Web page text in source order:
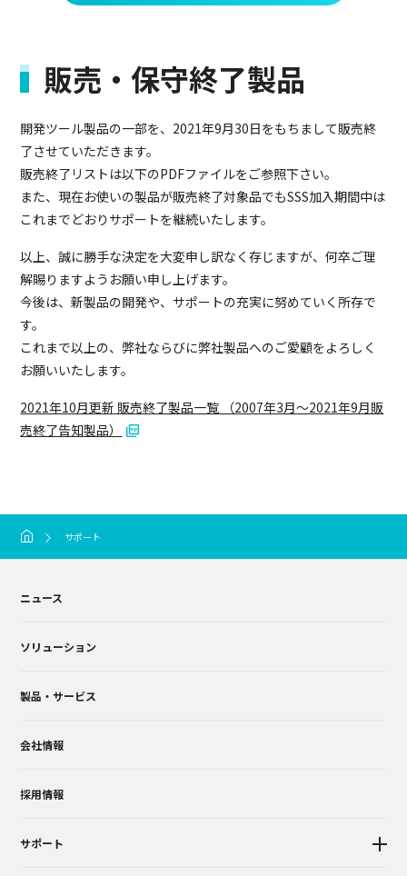
販売・保守終了製品
開発ツール製品の一部を、2021年9月30日をもちまして販売終
了させていただきます。
販売終了リストは以下のPDFファイルをご参照下さい。
また、現在お使いの製品が販売終了対象品でもSSS加入期間中は
これまでどおりサポートを継続いたします。
以上、誠に勝手な決定を大変申し訳なく存じますが、何卒ご理
解賜りますようお願い申し上げます。
今後は、新製品の開発や、サポートの充実に努めていく所存で
す。
これまで以上の、弊社ならびに弊社製品へのご愛顧をよろしく
お願いいたします。
2021年10月更新 販売終了製品一覧 （2007年3月～2021年9月販
売終了告知製品）
サポート
ニュース
ソリューション
製品・サービス
会社情報
採用情報
サポート